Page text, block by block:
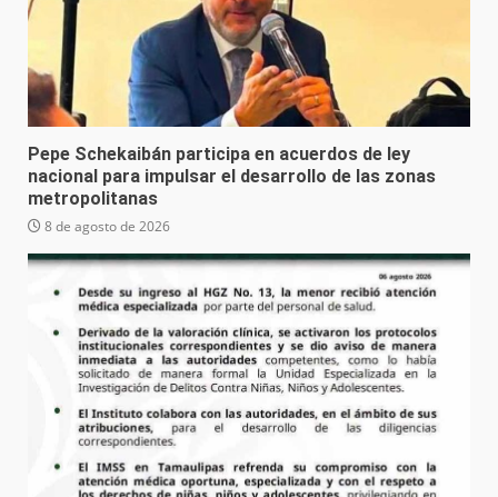
Pepe Schekaibán participa en acuerdos de ley
nacional para impulsar el desarrollo de las zonas
metropolitanas
8 de agosto de 2026